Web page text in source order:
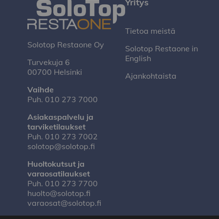
Solotop Restaone Oy
Turvekuja 6
00700 Helsinki
Vaihde
Puh. 010 273 7000
Asiakaspalvelu ja
tarviketilaukset
Puh. 010 273 7002
solotop@solotop.fi
Huoltokutsut ja
varaosatilaukset
Puh. 010 273 7700
huolto@solotop.fi
varaosat@solotop.fi
Tietoa meistä
Solotop Restaone in
English
Ajankohtaista